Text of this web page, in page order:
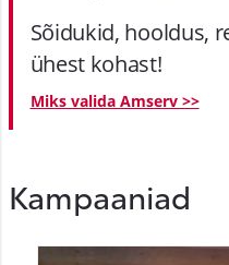
Sõidukid, hooldus,
ühest kohast!
Miks valida Amserv >>
Kampaaniad